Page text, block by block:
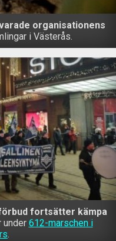
organisationens
i Västerås.
fortsätter kämpa
under 612-marschen i
.